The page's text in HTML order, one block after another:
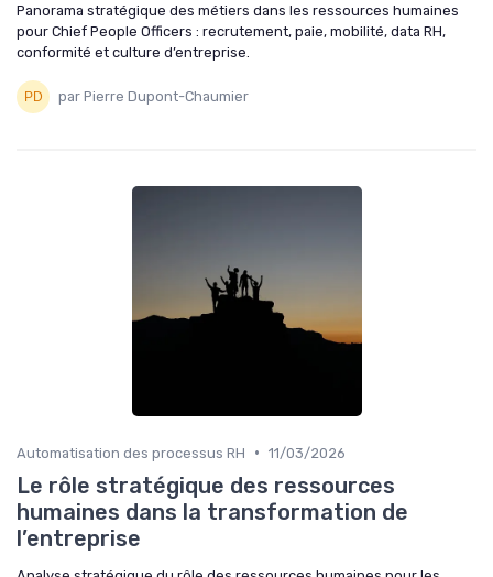
Panorama stratégique des métiers dans les ressources humaines
pour Chief People Officers : recrutement, paie, mobilité, data RH,
conformité et culture d’entreprise.
par Pierre Dupont-Chaumier
Automatisation des processus RH • 11/03/2026
Le rôle stratégique des ressources
humaines dans la transformation de
l’entreprise